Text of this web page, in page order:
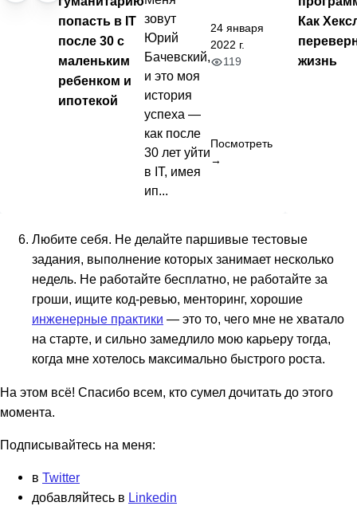
попасть в IT
после 30 с
маленьким
ребенком и
ипотекой
зовут
Юрий
Бачевский,
и это моя
история
успеха —
как после
30 лет уйти
в IT, имея
ип...
24 января
2022 г.
119
Посмотреть
→
Как
жизнь
Любите себя. Не делайте паршивые тестовые
задания, выполнение которых занимает несколько
недель. Не работайте бесплатно, не работайте за
гроши, ищите код-ревью, менторинг, хорошие
инженерные практики — это то, чего мне не хватало
на старте, и сильно замедлило мою карьеру тогда,
когда мне хотелось максимально быстрого роста.
На этом всё! Спасибо всем, кто сумел дочитать до этого
момента.
Подписывайтесь на меня:
в Twitter
добавляйтесь в Linkedin